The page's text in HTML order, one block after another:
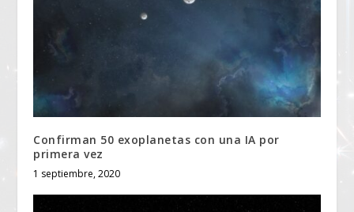
Confirman 50 exoplanetas con una IA por
primera vez
1 septiembre, 2020